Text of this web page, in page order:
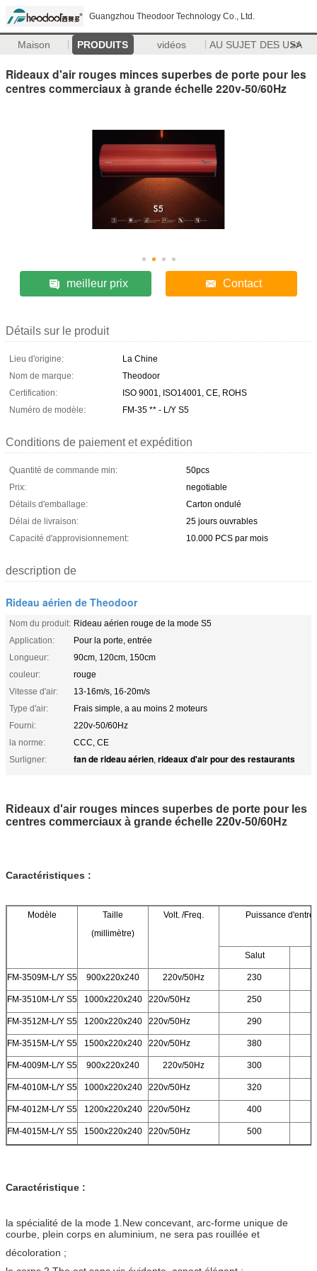
Guangzhou Theodoor Technology Co., Ltd.
Maison PRODUITS vidéos AU SUJET DES USA
>>
Rideaux d'air rouges minces superbes de porte pour les
centres commerciaux à grande échelle 220v-50/60Hz
meilleur prix Contact
Détails sur le produit
Lieu d'origine:
La Chine
Nom de marque:
Theodoor
Certification:
ISO 9001, ISO14001, CE, ROHS
Numéro de modèle:
FM-35 ** - L/Y S5
Conditions de paiement et expédition
Quantité de commande min:
50pcs
Prix:
negotiable
Détails d'emballage:
Carton ondulé
Délai de livraison:
25 jours ouvrables
Capacité d'approvisionnement:
10.000 PCS par mois
description de
Rideau aérien de Theodoor
Nom du produit: Rideau aérien rouge de la mode S5
Application:
Pour la porte, entrée
Longueur:
90cm, 120cm, 150cm
couleur:
rouge
Vitesse d'air:
13-16m/s, 16-20m/s
Type d'air:
Frais simple, a au moins 2 moteurs
Fourni:
220v-50/60Hz
la norme:
CCC, CE
Surligner:
fan de rideau aérien, rideaux d'air pour des restaurants
Rideaux d'air rouges minces superbes de porte pour les
centres commerciaux à grande échelle 220v-50/60Hz
Caractéristiques :
Modèle
Taille
(millimètre)
Volt. /Freq. Puissance
Salut
FM-3509M-L/Y S5 900x220x240 220v/50Hz 230
FM-3510M-L/Y S5 1000x220x240 220v/50Hz 250
FM-3512M-L/Y S5 1200x220x240 220v/50Hz 290
FM-3515M-L/Y S5 1500x220x240 220v/50Hz 380
FM-4009M-L/Y S5 900x220x240 220v/50Hz 300
FM-4010M-L/Y S5 1000x220x240 220v/50Hz 320
FM-4012M-L/Y S5 1200x220x240 220v/50Hz 400
FM-4015M-L/Y S5 1500x220x240 220v/50Hz 500
Caractéristique :
la spécialité de la mode 1.New concevant, arc-forme unique de
courbe, plein corps en aluminium, ne sera pas rouillée et
décoloration ;